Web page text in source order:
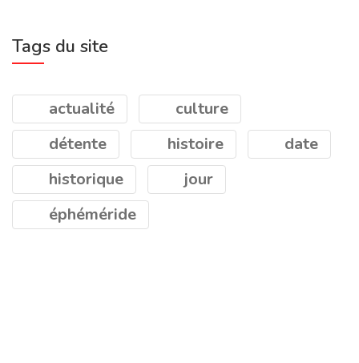
Tags du site
actualité
culture
détente
histoire
date
historique
jour
éphéméride